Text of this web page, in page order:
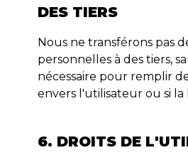
DES TIERS
Nous ne transférons pas
personnelles à des tiers,
nécessaire pour remplir
envers l'utilisateur ou si la
6. DROITS DE